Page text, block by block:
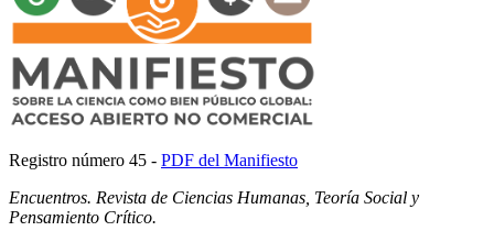
Registro número 45 - PDF del Manifiesto
Encuentros. Revista de Ciencias Humanas, Teoría Social y
Pensamiento Crítico.